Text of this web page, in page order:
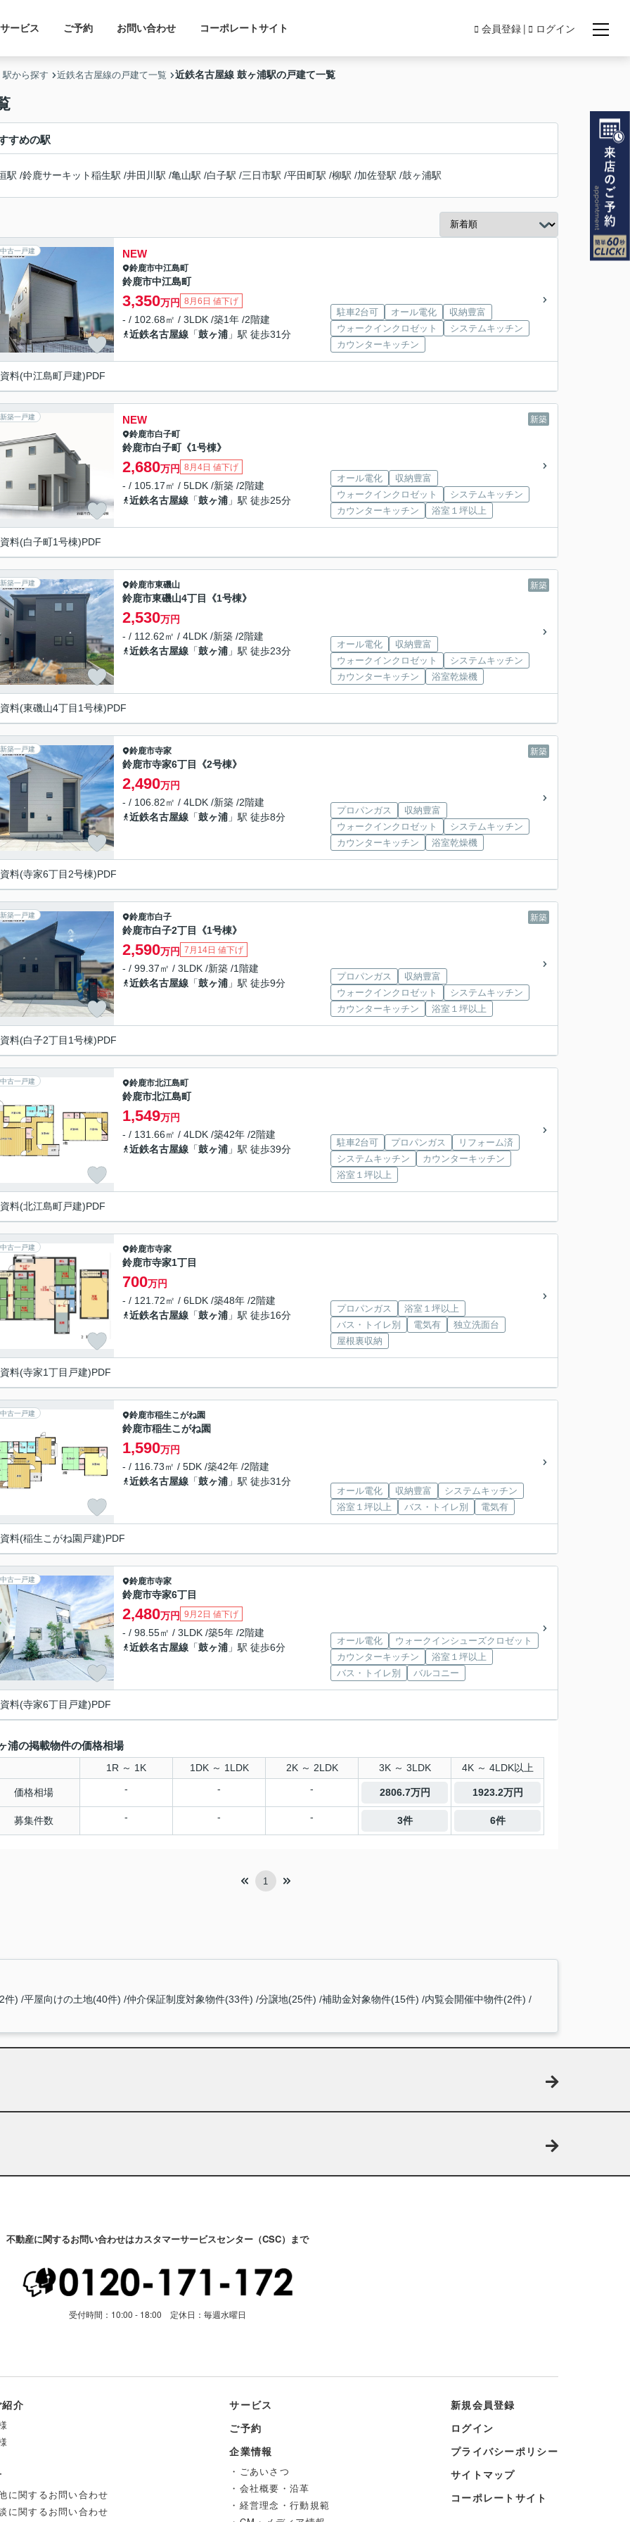
サービス ご予約 お問い合わせ コーポレートサイト 会員登録 ログイン
駅から探す 近鉄名古屋線の戸建て一覧 近鉄名古屋線 鼓ヶ浦駅の戸建て一覧
すめの駅
駅 /鈴鹿サーキット稲生駅 /井田川駅 /亀山駅 /白子駅 /三日市駅 /平田町駅 /柳駅 /加佐登駅 /鼓ヶ浦駅
中古一戸建 NEW
鈴鹿市中江島町
鈴鹿市中江島町
3,350万円 8月6日 値下げ
- / 102.68㎡ / 3LDK /築1年 /2階建
近鉄名古屋線 「鼓ヶ浦 」駅 徒歩31分
駐車2台可 オール電化
収納豊富
ウォークインクロゼット
システムキッチン
カウンターキッチン
料(中江島町戸建)PDF
新築一戸建 新築
NEW
鈴鹿市白子町
鈴鹿市白子町《1号棟》
2,680万円 8月4日 値下げ
- / 105.17㎡ / 5LDK /新築 /2階建
近鉄名古屋線 「鼓ヶ浦 」駅 徒歩25分
オール電化
収納豊富
ウォークインクロゼット
システムキッチン
カウンターキッチン
浴室１坪以上
料(白子町1号棟)PDF
新築一戸建 新築
鈴鹿市東磯山
鈴鹿市東磯山4丁目《1号棟》
2,530万円
- / 112.62㎡ / 4LDK /新築 /2階建
近鉄名古屋線 「鼓ヶ浦 」駅 徒歩23分
オール電化
収納豊富
ウォークインクロゼット
システムキッチン
カウンターキッチン
浴室乾燥機
料(東磯山4丁目1号棟)PDF
新築一戸建 新築
鈴鹿市寺家
鈴鹿市寺家6丁目《2号棟》
2,490万円
- / 106.82㎡ / 4LDK /新築 /2階建
近鉄名古屋線 「鼓ヶ浦 」駅 徒歩8分
プロパンガス
収納豊富
ウォークインクロゼット
システムキッチン
カウンターキッチン
浴室乾燥機
料(寺家6丁目2号棟)PDF
新築一戸建 新築
鈴鹿市白子
鈴鹿市白子2丁目《1号棟》
2,590万円 7月14日 値下げ
- / 99.37㎡ / 3LDK /新築 /1階建
近鉄名古屋線 「鼓ヶ浦 」駅 徒歩9分
プロパンガス
収納豊富
ウォークインクロゼット
システムキッチン
カウンターキッチン
浴室１坪以上
料(白子2丁目1号棟)PDF
中古一戸建 鈴鹿市北江島町
鈴鹿市北江島町
1,549万円
- / 131.66㎡ / 4LDK /築42年 /2階建
近鉄名古屋線 「鼓ヶ浦 」駅 徒歩39分
駐車2台可 プロパンガス
リフォーム済
システムキッチン
カウンターキッチン
浴室１坪以上
料(北江島町戸建)PDF
中古一戸建 鈴鹿市寺家
鈴鹿市寺家1丁目
700万円
- / 121.72㎡ / 6LDK /築48年 /2階建
近鉄名古屋線 「鼓ヶ浦 」駅 徒歩16分
プロパンガス
浴室１坪以上
バス・トイレ別
電気有
独立洗面台
屋根裏収納
料(寺家1丁目戸建)PDF
中古一戸建 鈴鹿市稲生こがね園
鈴鹿市稲生こがね園
1,590万円
- / 116.73㎡ / 5DK /築42年 /2階建
近鉄名古屋線 「鼓ヶ浦 」駅 徒歩31分
オール電化 収納豊富
システムキッチン
浴室１坪以上
バス・トイレ別 電気有
料(稲生こがね園戸建)PDF
中古一戸建 鈴鹿市寺家
鈴鹿市寺家6丁目
2,480万円 9月2日 値下げ
- / 98.55㎡ / 3LDK /築5年 /2階建
近鉄名古屋線 「鼓ヶ浦 」駅 徒歩6分
オール電化
ウォークインシューズクロゼット
カウンターキッチン
浴室１坪以上
バス・トイレ別
バルコニー
料(寺家6丁目戸建)PDF
浦の掲載物件の価格相場
1R ～ 1K 1DK ～ 1LDK 2K ～ 2LDK 3K ～ 3LDK 4K ～ 4LDK以上
価格相場 - - - 2806.7万円 1923.2万円
募集件数 - - - 3件 6件
1
件) 平屋向けの土地(40件) 仲介保証制度対象物件(33件) 分譲地(25件) 補助金対象物件(15件) 内覧会開催中物件(2件)
不動産に関するお問い合わせはカスタマーサービスセンター（CSC）まで
受付時間：10:00 - 18:00 定休日：毎週水曜日
介
に関するお問い合わせ
に関するお問い合わせ
サービス
ご予約
企業情報
・ごあいさつ
・会社概要・沿革
・経営理念・行動規範
新規会員登録
ログイン
プライバシーポリシー
サイトマップ
コーポレートサイト